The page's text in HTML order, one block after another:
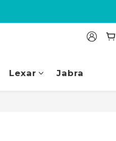
Lexar Jabra